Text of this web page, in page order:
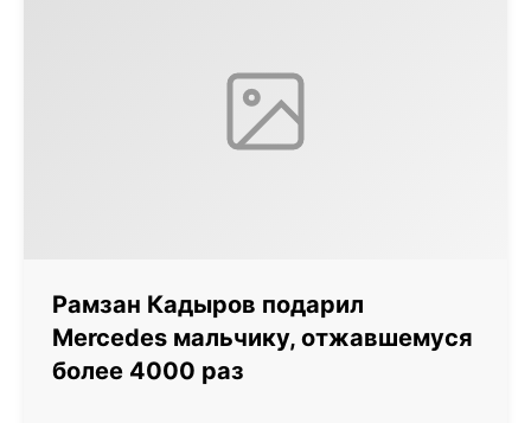
Рамзан Кадыров подарил
Mercedes мальчику, отжавшемуся
более 4000 раз